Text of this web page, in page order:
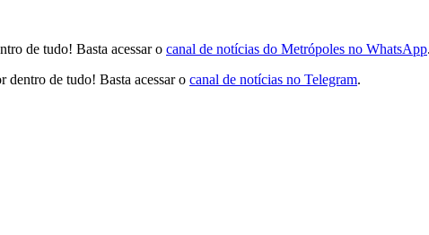
de tudo! Basta acessar o canal de notícias do Metrópoles no WhatsApp.
dentro de tudo! Basta acessar o canal de notícias no Telegram.